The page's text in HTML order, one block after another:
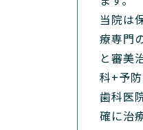
当院は
療専門
と審美
科+予
歯科医
確に治